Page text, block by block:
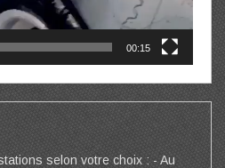
00:15
selon votre choix : - Au